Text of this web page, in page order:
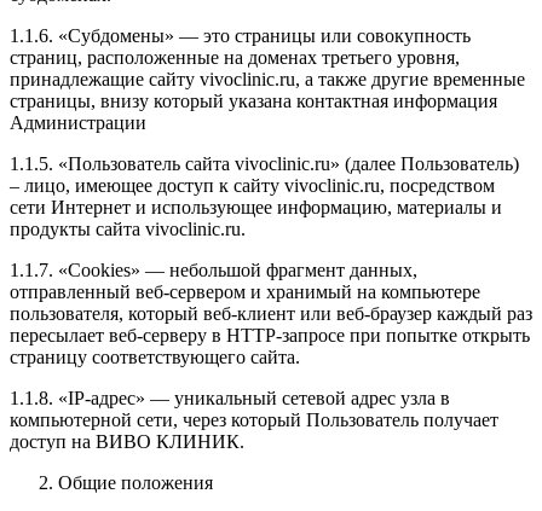
1.1.6. «Субдомены» — это страницы или совокупность
страниц, расположенные на доменах третьего уровня,
принадлежащие сайту vivoclinic.ru, а также другие временные
страницы, внизу который указана контактная информация
Администрации
1.1.5. «Пользователь сайта vivoclinic.ru» (далее Пользователь)
– лицо, имеющее доступ к сайту vivoclinic.ru, посредством
сети Интернет и использующее информацию, материалы и
продукты сайта vivoclinic.ru.
1.1.7. «Cookies» — небольшой фрагмент данных,
отправленный веб-сервером и хранимый на компьютере
пользователя, который веб-клиент или веб-браузер каждый раз
пересылает веб-серверу в HTTP-запросе при попытке открыть
страницу соответствующего сайта.
1.1.8. «IP-адрес» — уникальный сетевой адрес узла в
компьютерной сети, через который Пользователь получает
доступ на ВИВО КЛИНИК.
Общие положения